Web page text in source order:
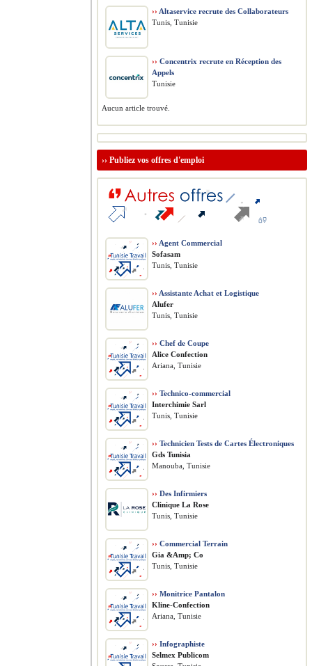
›› Altaservice recrute des Collaborateurs
Tunis, Tunisie
›› Concentrix recrute en Réception des
Appels
Tunisie
Aucun article trouvé.
›› Publiez vos offres d'emploi
›› Agent Commercial
Sofasam
Tunis, Tunisie
›› Assistante Achat et Logistique
Alufer
Tunis, Tunisie
›› Chef de Coupe
Alice Confection
Ariana, Tunisie
›› Technico-commercial
Interchimie Sarl
Tunis, Tunisie
›› Technicien Tests de Cartes Électroniques
Gds Tunisia
Manouba, Tunisie
›› Des Infirmiers
Clinique La Rose
Tunis, Tunisie
›› Commercial Terrain
Gia &Amp; Co
Tunis, Tunisie
›› Monitrice Pantalon
Kline-Confection
Ariana, Tunisie
›› Infographiste
Selmex Publicom